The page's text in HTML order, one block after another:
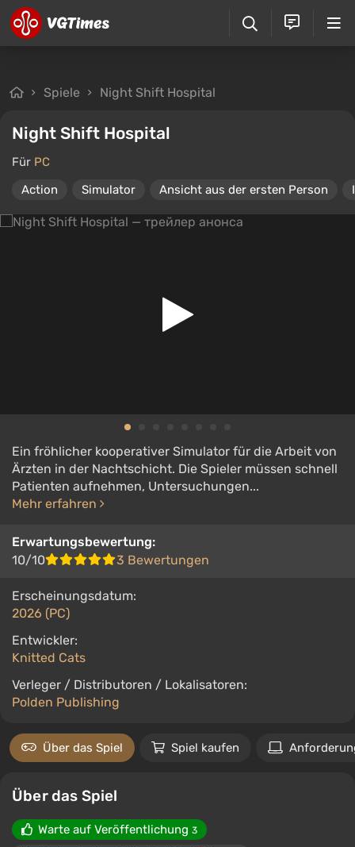
Spiele Night Shift Hospital
Night Shift Hospital
Für PC
Action
Simulator Ansicht aus der ersten Person
Ein fröhlicher kooperativer Simulator für die Arbeit von
Ärzten in der Nachtschicht. Die Spieler müssen schnell
Patienten aufnehmen, Untersuchungen...
Mehr erfahren
Erwartungsbewertung:
10/10
3 Bewertungen
Erscheinungsdatum:
2026 (PC)
Entwickler:
Knitted Cats
Verleger / Distributoren / Lokalisatoren:
Polden Publishing
Über das Spiel Spiel kaufen
Über das Spiel
Warte auf Veröffentlichung 3